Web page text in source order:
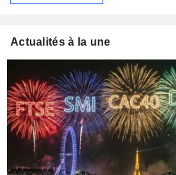
Actualités à la une